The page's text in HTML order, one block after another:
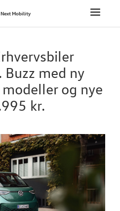
NYE VAREBILER
VÆRKSTED
SKADESCENTER
NYHEDER
Toggle
Mobility
Buzz med ny
og nye
kr.